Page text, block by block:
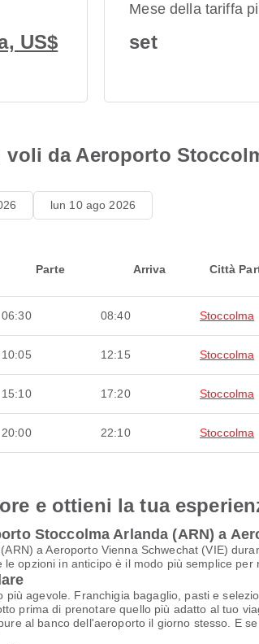
US$
Mese della tariffa
set
da Aeroporto
lun 10 ago 2026
Parte Arriva Città
06:30 08:40 Stoccolma
10:05 12:15 Stoccolma
15:10 17:20 Stoccolma
20:00 22:10 Stoccolma
e ottieni la tua
Stoccolma Arlanda (ARN) a
a Aeroporto Vienna Schwechat (VIE)
opzioni in anticipo è il modo più semplice per
più agevole. Franchigia bagaglio, pasti e
prima di prenotare quello più adatto al tuo
al banco dell'aeroporto il giorno stesso. E